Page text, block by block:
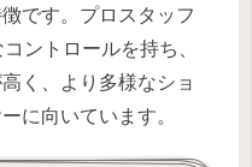
です。プロスタッフ
ントロールを持ち、
く、より多様なショ
に向いています。